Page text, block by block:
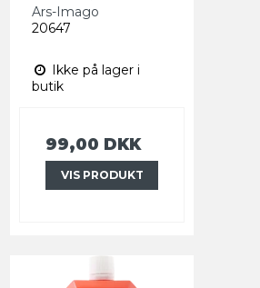
Ars-Imago
20647
Ikke på lager i
butik
99,00 DKK
VIS PRODUKT